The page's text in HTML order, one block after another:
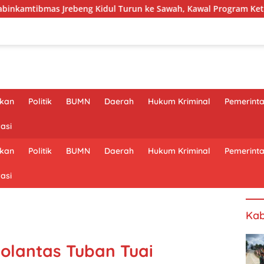
Turun ke Sawah, Kawal Program Ketahanan Pangan
Politik BUMN Daerah Hukum Kriminal
Politik BUMN Daerah Hukum Kriminal
Tuban Tuai